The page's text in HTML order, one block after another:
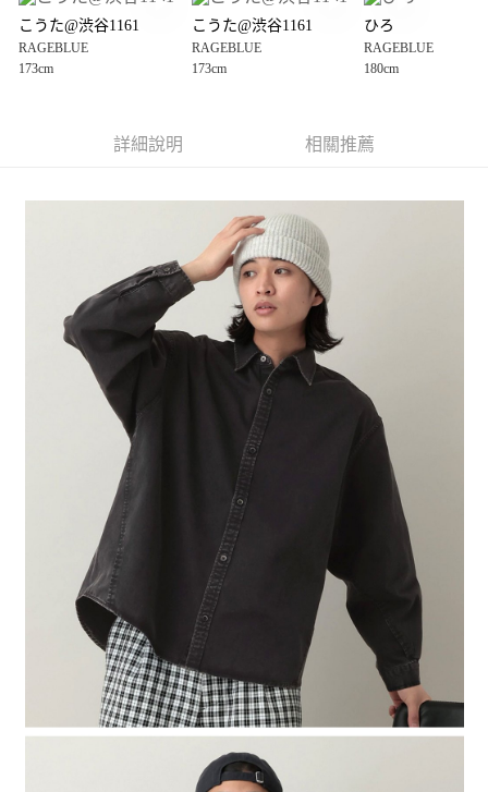
【大哥付你分期使用說明】
1.本服務由台灣大哥大提供，台灣大哥大用戶可立即使用無須另外申請。
2.付款方式選擇「大哥付你分期」，訂單成立後會自動跳轉到大哥付的交易
3.實際核准額度、可分期數及費用金額請依後續交易確認頁面所載為準。
4.訂單成立30分鐘內，如未前往確認交易或遇審核未通過，訂單將自動取
1.分期款項不併入電信帳單，「大哥付你分期」於每月結算日後寄送繳費提
2.透過簡訊連結打開帳單後，可選擇「超商條碼／台灣大直營門市／銀行轉
帳／街口支付／iPASS MONEY」等通路繳費。
【注意事項】
1.本服務係由「台灣大哥大股份有限公司」（以下簡稱本公司）所提供，讓
用戶於交易時，得透過本服務購買商品或服務，並由商店將買賣／分期付款
買賣價金債權讓與本公司後，依約使用本公司帳單繳交帳款。
2.基於同意付款使用「大哥付你分期」之契約關係目的，商店將以您的個人
資料（包含姓名、電話或地址）提供予台灣大哥大進項蒐集、處理及利用，
由本公司與您本人進行分期帳單所需資料之確認、核對及更正。
3.完整用戶服務條款，請詳閱以下連結：
AFTEE先享後付
３．安心：先確認商品／服務後，再付款。
【「AFTEE先享後付」結帳流程】
１．於結帳方式選擇「AFTEE先享後付」後，將跳轉至「AFTEE先享後付」
結帳頁面，進行簡訊認證並確認金額後，即可完成結帳。
２．訂單成立數日內，您將收到繳費通知簡訊。
３．收到繳費通知簡訊後14天內，點擊此簡訊中的連結，可透過四大超商／
ATM／網路銀行／等多元方式進行付款，方視為交易完成。
※ 請注意：結帳手續完成當下不需立刻繳費，但若您需要取消訂單，請聯絡
購買商品的店家。未經商家同意取消之訂單仍視為有效，需透過AFTEE先享
後付繳納相關費用。
※ 交易是否成功請以「AFTEE先享後付 」之結帳頁面顯示為準，若有關於
是否繳費成功／繳費後需取消欲退款等相關疑問，請聯繫「AFTEE先享後付
https://netprotections.freshdesk.com/support/home
１．透過由恩沛科技股份有限公司提供之「AFTEE先享後付」服務完成之交
易，需依本服務之必要範圍內提供個人資料，並將交易相關給付款項請求債
權轉讓予恩沛科技股份有限公司。
２．關於個人資料處理事宜，請瀏覽以下網址：
https://aftee.tw/terms/#terms3
３．未成年的使用者請事先徵得法定代理人或監護人之同意方可使用
「AFTEE先享後付」，若未經同意申辦者引起之損失，本公司不負相關責
４．使用「AFTEE先享後付」時，將依據個別帳號之用戶狀況，依本公司即
時審查核予不同之上限額度；若仍有額度不足之情形，本公司將視審查結果
請求用戶進行身份認證。
５．嚴禁一人註冊多個帳號或使用他人資訊註冊。若發現惡意使用之情形，
恩沛科技股份有限公司將有權停止該用戶之使用額度並採取法律行動。
每筆NT$80，滿NT$888(含以上)免運費
每筆NT$80，滿NT$888(含以上)免運費
7-11 取貨付款
每筆NT$80，滿NT$1,500(含以上)免運費
付款後 7-11取貨
每筆NT$80，滿NT$1,500(含以上)免運費
每筆NT$80，滿NT$1,500(含以上)免運費
こうた@渋谷1161
RAGEBLUE
173cm
こうた@渋谷1161
RAGEBLUE
173cm
ひろ
RAGEBLUE
180cm
詳細說明 相關推薦